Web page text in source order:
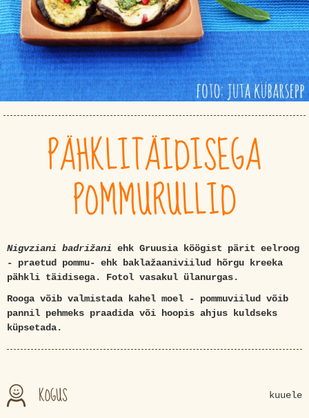
PÄHKLITÄIDISEGA
POMMURULLID
Nigvziani badrižani ehk Gruusia köögist pärit eelroog
- praetud pommu- ehk baklažaaniviilud hõrgu kreeka
pähkli täidisega. Fotol vasakul ülanurgas.
Rooga võib valmistada kahel moel - pommuviilud võib
pannil pehmeks praadida või hoopis ahjus kuldseks
küpsetada.
KOGUS kuuele